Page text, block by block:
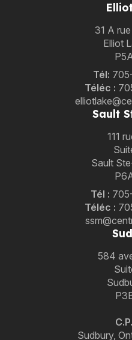
31 A
Elliot
Tél:
Téléc :
Sault
111
Sault
Tél :
Téléc :
584
Sudbury,